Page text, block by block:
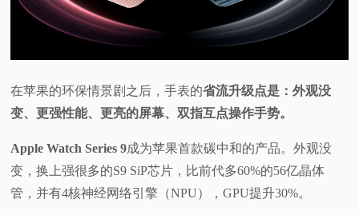
在苹果的环保情景剧之后，手表的省流升级点是：外观没
变、更强性能、更亮的屏幕、双指互点操作手势。
Apple Watch Series 9成为苹果首款碳中和的产品。外观没
变，换上强很多的S9 SiP芯片，比前代多60%的56亿晶体
管，并有4核神经网络引擎（NPU），GPU提升30%。